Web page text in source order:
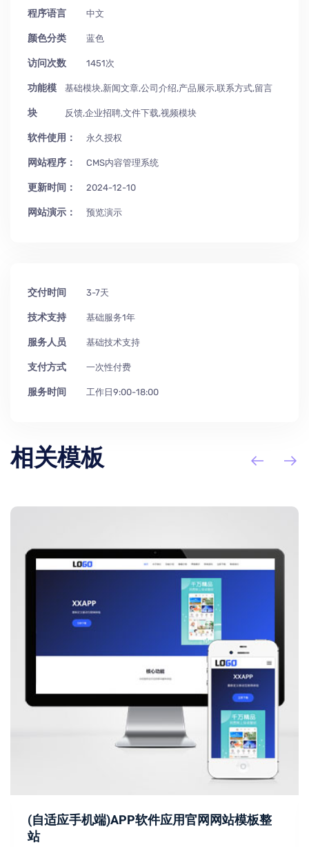
程序语言 中文
颜色分类 蓝色
访问次数 1451次
功能模
块
基础模块,新闻文章,公司介绍,产品展示,联系方式,留言
反馈,企业招聘,文件下载,视频模块
软件使用： 永久授权
网站程序： CMS内容管理系统
更新时间： 2024-12-10
网站演示： 预览演示
交付时间 3-7天
技术支持 基础服务1年
服务人员 基础技术支持
支付方式 一次性付费
服务时间 工作日9:00-18:00
相关模板
(自适应手机端)APP软件应用官网网站模板整
站